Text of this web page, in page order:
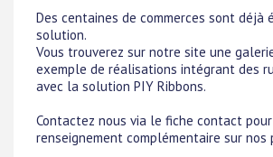
Des centaines de commerces sont déjà
solution.
Vous trouverez sur notre site une
exemple de réalisations intégrant des
avec la solution PIY Ribbons.
Contactez nous via le fiche contact
renseignement complémentaire sur nos